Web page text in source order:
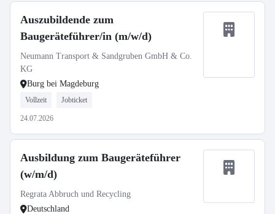
Auszubildende zum
Baugeräteführer/in (m/w/d)
Neumann Transport & Sandgruben GmbH & Co.
KG
Burg bei Magdeburg
Vollzeit Jobticket
24.07.2026
Ausbildung zum Baugeräteführer
(w/m/d)
Regrata Abbruch und Recycling
Deutschland